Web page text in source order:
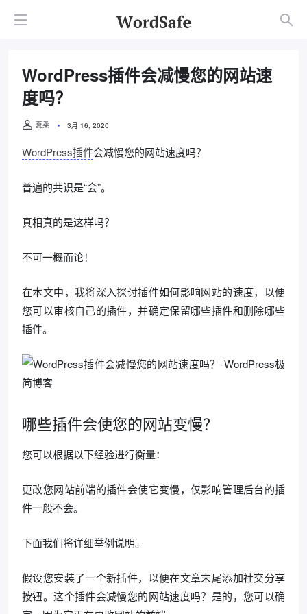
WordPress插件会减慢您的网站速
度吗？
夏柔 3月 16, 2020
WordPress插件会减慢您的网站速度吗？
普遍的共识是“会”。
真相真的是这样吗？
不可一概而论！
在本文中，我将深入探讨插件如何影响网站的速度，以便
您可以审核自己的插件，并确定保留哪些插件和删除哪些
插件。
哪些插件会使您的网站变慢？
您可以根据以下经验进行衡量：
更改您网站前端的插件会使它变慢，仅影响管理后台的插
件一般不会。
下面我们将详细举例说明。
假设您安装了一个新插件，以便在文章末尾添加社交分享
按钮。这个插件会减慢您的网站速度吗？是的，您可以确